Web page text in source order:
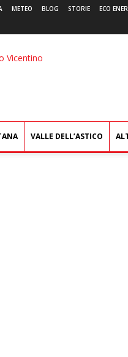
METEO BLOG STORIE ECO
L'Eco
VALLE DELL’ASTICO